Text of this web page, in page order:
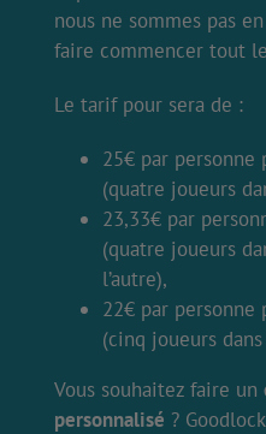
nous ne sommes pas
faire commencer tout
Le tarif pour sera de :
25€ par personne
(quatre joueurs
23,33€ par
(quatre joueurs
l’autre),
22€ par personne
(cinq joueurs
Vous souhaitez faire un
personnalisé ?